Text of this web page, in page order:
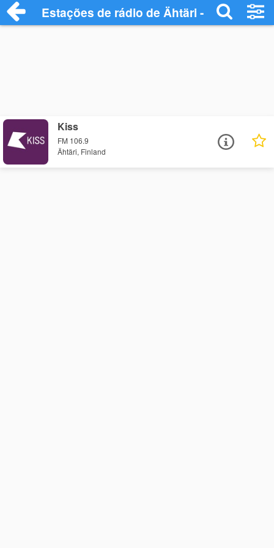
Estações de rádio de Ähtäri - Ouça
Kiss
FM 106.9
Ähtäri, Finland